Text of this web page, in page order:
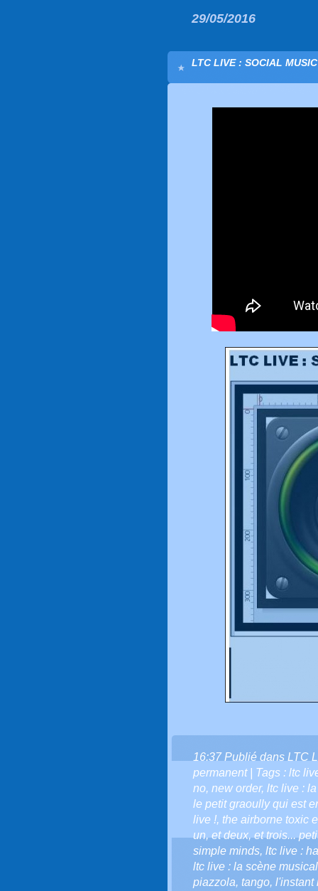
29/05/2016
LTC LIVE : SOCIAL
16:37 Publié dans LTC
permanent| Tags : ltc
no, new order, ltc live :
le petit graoully qui est
live !, the airborne toxic
un,et deux,et trois...
simple minds, ltc live :
ltc live : la scène
piazzola, tango, l'instant